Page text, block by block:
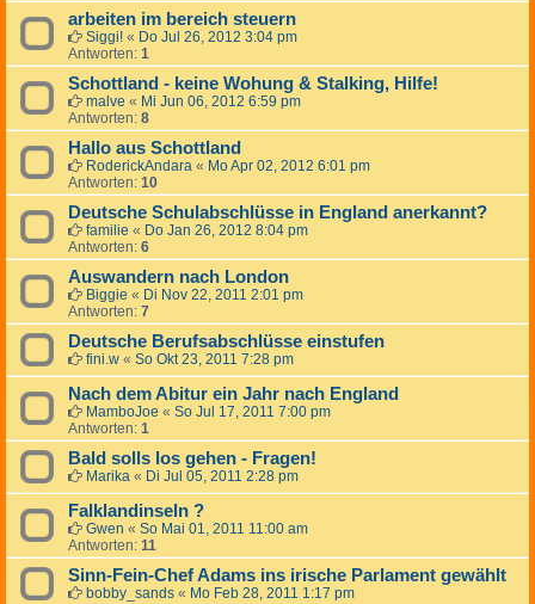
arbeiten im bereich steuern
Siggi! « Do Jul 26, 2012 3:04 pm
Antworten: 1
Schottland - keine Wohung & Stalking, Hilfe!
malve « Mi Jun 06, 2012 6:59 pm
Antworten: 8
Hallo aus Schottland
RoderickAndara « Mo Apr 02, 2012 6:01 pm
Antworten: 10
Deutsche Schulabschlüsse in England anerkannt?
familie « Do Jan 26, 2012 8:04 pm
Antworten: 6
Auswandern nach London
Biggie « Di Nov 22, 2011 2:01 pm
Antworten: 7
Deutsche Berufsabschlüsse einstufen
fini.w « So Okt 23, 2011 7:28 pm
Nach dem Abitur ein Jahr nach England
MamboJoe « So Jul 17, 2011 7:00 pm
Antworten: 1
Bald solls los gehen - Fragen!
Marika « Di Jul 05, 2011 2:28 pm
Falklandinseln ?
Gwen « So Mai 01, 2011 11:00 am
Antworten: 11
Sinn-Fein-Chef Adams ins irische Parlament gewählt
bobby_sands « Mo Feb 28, 2011 1:17 pm